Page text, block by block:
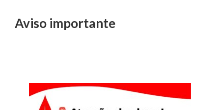
Aviso importante